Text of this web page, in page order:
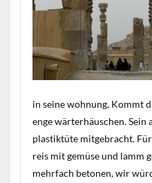
in seine wohnung, Kommt
enge wärterhäuschen. Sein
plastiktüte mitgebracht.
reis mit gemüse und lamm
mehrfach betonen, wir